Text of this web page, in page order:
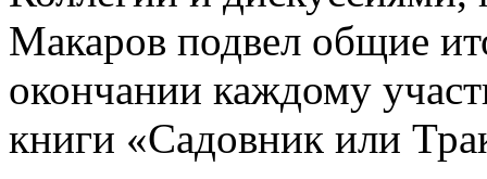
Макаров подвел общие
окончании каждому
книги «Садовник или